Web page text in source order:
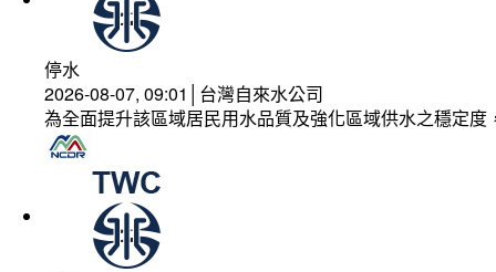
停水
2026-08-07, 09:01│台灣自來水公司
為全面提升該區域居民用水品質及強化區域供水之穩定